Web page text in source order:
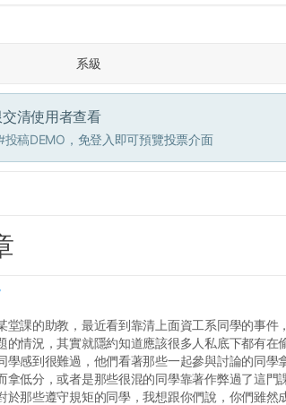
系級
清使用者查看
投稿DEMO ，免登入即可預覽投票介面
堂課的助教，最近看到靠清上面資工系同學的事件
的情況，其實就隱約知道應該很多人私底下都有在
學感到很難過，他們看著那些一起參與討論的同學
拿低分，或者是那些很混的同學靠著作弊過了這門
於那些遵守規矩的同學，我想跟你們說，你們雖然